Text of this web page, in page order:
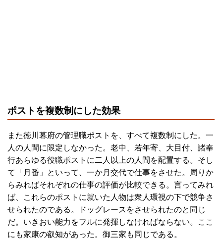
ポストを複数制にした効果
また徳川幕府の管理職ポストを、すべて複数制にした。一
人の人間に限定しなかった。老中、若年寄、大目付、諸奉
行あらゆる役職ポストに二人以上の人間を配置する。そし
て「月番」といって、一か月交代で仕事をさせた。周りか
らみればそれぞれの仕事の評価が比較できる。言ってみれ
ば、これらのポストに就いた人物は衆人環視の下で競争さ
せられたのである。ドッグレースをさせられたのと同じ
だ。いきおい能力をフルに発揮しなければならない。ここ
にも家康の叡知があった。御三家も同じである。